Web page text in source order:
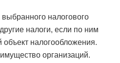
налогового
налоги, если по ним
объект налогообложения.
организаций.